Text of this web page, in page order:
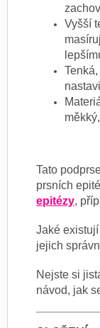
Vyšší
Tato
prsních
epitézy,
Jaké
jejich
Nejste si
návod, jak